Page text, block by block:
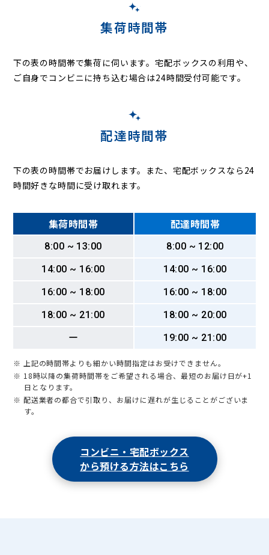
集荷時間帯
下の表の時間帯で集荷に伺います。宅配ボックスの利用や、
ご自身でコンビニに持ち込む場合は24時間受付可能です。
配達時間帯
下の表の時間帯でお届けします。また、宅配ボックスなら24
時間好きな時間に受け取れます。
集荷時間帯 配達時間帯
8:00 ~ 13:00
8:00 ~ 12:00
14:00 ~ 16:00
14:00 ~ 16:00
16:00 ~ 18:00
16:00 ~ 18:00
18:00 ~ 21:00
18:00 ~ 20:00
ー
19:00 ~ 21:00
※ 上記の時間帯よりも細かい時間指定はお受けできません。
※ 18時以降の集荷時間帯をご希望される場合、最短のお届け日が+1
日となります。
※ 配送業者の都合で引取り、お届けに遅れが生じることがございま
す。
コンビニ・宅配ボックス
から預ける方法はこちら